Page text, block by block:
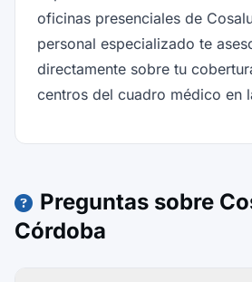
oficinas presenciales de
personal especializado te
directamente sobre tu
centros del cuadro médico en
Preguntas sobre
Córdoba